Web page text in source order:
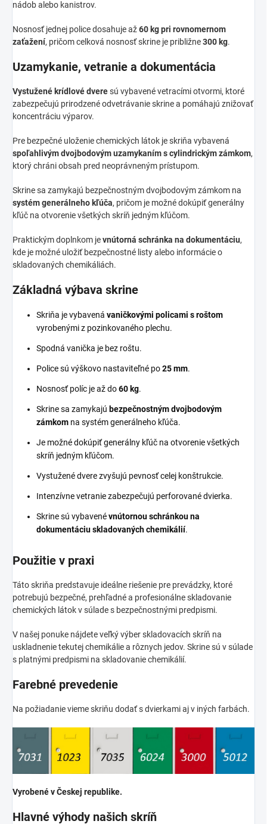
nádob alebo kanistrov.
Nosnosť jednej police dosahuje až60 kg pri rovnomernom
zaťažení, pričom celková nosnosť skrine je približne300 kg.
Uzamykanie, vetranie a dokumentácia
Vystužené krídlové dveresú vybavené vetracími otvormi, ktoré
zabezpečujú prirodzené odvetrávanie skrine a pomáhajú znižovať
koncentráciu výparov.
Pre bezpečné uloženie chemických látok je skriňa vybavená
spoľahlivým dvojbodovým uzamykaním s cylindrickým zámkom,
ktorý chráni obsah pred neoprávneným prístupom.
Skrine sa zamykajú bezpečnostným dvojbodovým zámkom na
systém generálneho kľúča, pričom je možné dokúpiť generálny
kľúč na otvorenie všetkých skríň jedným kľúčom.
Praktickým doplnkom jevnútorná schránka na dokumentáciu,
kde je možné uložiť bezpečnostné listy alebo informácie o
skladovaných chemikáliách.
Základná výbava skrine
Skriňa je vybavená vaničkovými policami s roštom
vyrobenými z pozinkovaného plechu.
Spodná vanička je bez roštu.
Police sú výškovo nastaviteľné po25 mm.
Nosnosť políc je až do60 kg.
Skrine sa zamykajú bezpečnostným dvojbodovým
zámkom na systém generálneho kľúča.
Je možné dokúpiť generálny kľúč na otvorenie všetkých
skríň jedným kľúčom.
Vystužené dvere zvyšujú pevnosť celej konštrukcie.
Intenzívne vetranie zabezpečujú perforované dvierka.
Skrine sú vybavenévnútornou schránkou na
dokumentáciu skladovaných chemikálií.
Použitie v praxi
Táto skriňa predstavuje ideálne riešenie pre prevádzky, ktoré
potrebujú bezpečné, prehľadné a profesionálne skladovanie
chemických látok v súlade s bezpečnostnými predpismi.
V našej ponuke nájdete veľký výber skladovacích skríň na
uskladnenie tekutej chemikálie a rôznych jedov. Skrine sú v súlade
s platnými predpismi na skladovanie chemikálií.
Farebné prevedenie
Na požiadanie vieme skriňu dodať s dvierkami aj v iných farbách.
Vyrobené v Českej republike.
Hlavné výhody našich skríň